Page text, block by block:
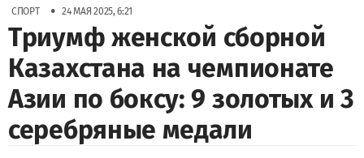
СПОРТ • 24 МАЯ 2025, 6:21
Триумф женской сборной
Казахстана на чемпионате
Азии по боксу: 9 золотых и 3
серебряные медали